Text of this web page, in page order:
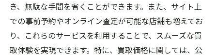
き、無駄な手間を省くことができます。また、サイト上
での事前予約やオンライン査定が可能な店舗も増えてお
り、これらのサービスを利用することで、スムーズな買
取体験を実現できます。特に、買取価格に関しては、公